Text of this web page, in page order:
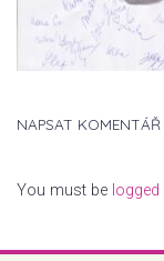
NAPSAT KOMENTÁŘ
You must be logged